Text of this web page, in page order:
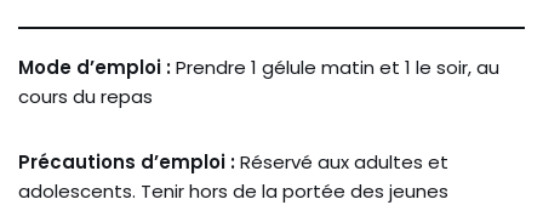
Mode d’emploi :Prendre 1 gélule matin et 1 le soir, au
cours du repas
Précautions d’emploi :Réservé aux adultes et
adolescents. Tenir hors de la portée des jeunes